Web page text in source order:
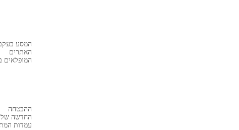
המסע
האתרים
המופלאים
ההבטחה
החדשה של
עמדות